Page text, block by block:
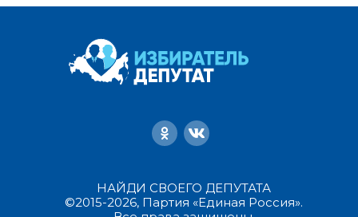
НАЙДИ СВОЕГО ДЕПУТАТА
©2015-2026, Партия «Единая Россия».